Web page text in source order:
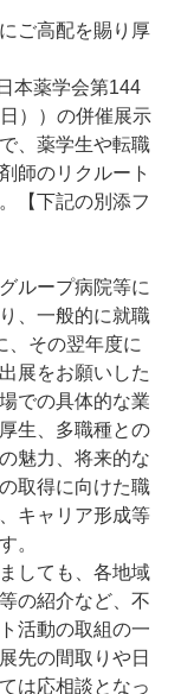
ご高配を賜り厚
本薬学会第144
））の併催展示
、薬学生や転職
師のリクルート
【下記の別添フ
ループ病院等に
、一般的に就職
、その翌年度に
展をお願いした
での具体的な業
生、多職種との
魅力、将来的な
取得に向けた職
キャリア形成等
。
しても、各地域
の紹介など、不
活動の取組の一
先の間取りや日
は応相談となっ